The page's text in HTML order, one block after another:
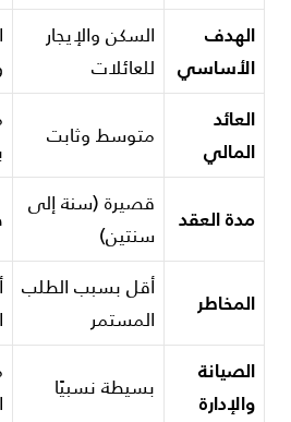
الهدف
الأساسي
السكن والإيجار
للعائلات
العائد
المالي
متوسط وثابت
مدة العقد
قصيرة (سنة إلى
سنتين)
المخاطر
أقل بسبب الطلب
المستمر
الصيانة
والإدارة
بسيطة نسبيًا